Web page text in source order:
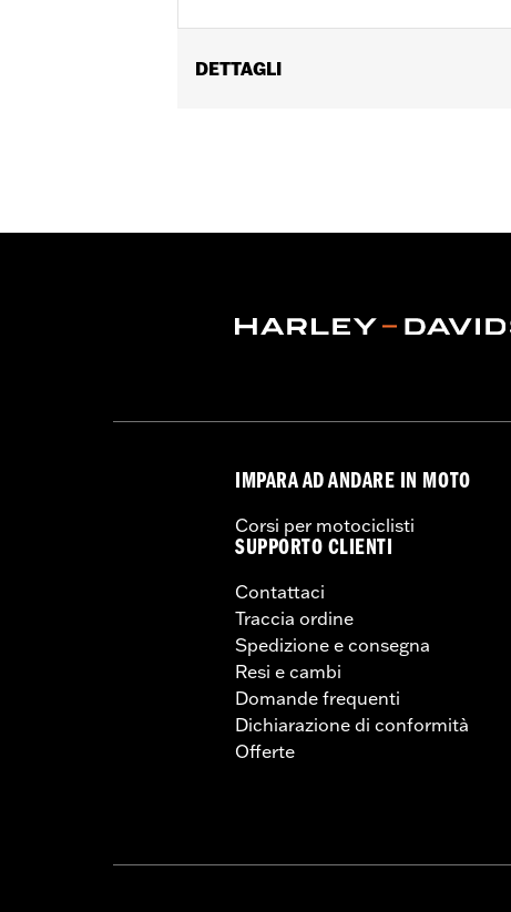
DETTAGLI
Istruzioni di installazione
Garanzia limitata di 1
IMPARA AD ANDARE IN MOTO
Corsi per motociclisti
SUPPORTO CLIENTI
Contattaci
Traccia ordine
Spedizione e consegna
Resi e cambi
Domande frequenti
Dichiarazione di conformità
Offerte